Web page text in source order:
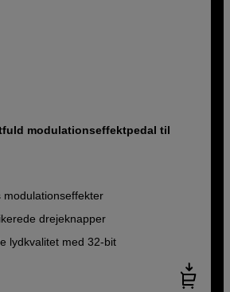
modulationseffektpedal til
modulationseffekter
drejeknapper
lydkvalitet med 32-bit